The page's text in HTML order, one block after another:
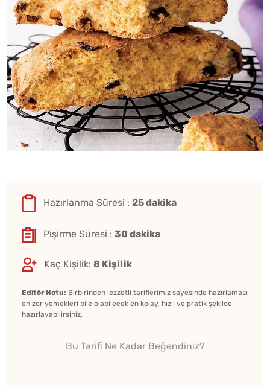
Hazırlanma Süresi : 25 dakika
Pişirme Süresi : 30 dakika
Kaç Kişilik: 8 Kişilik
Editör Notu: Birbirinden lezzetli tariflerimiz sayesinde hazırlaması
en zor yemekleri bile olabilecek en kolay, hızlı ve pratik şekilde
hazırlayabilirsiniz.
Bu Tarifi Ne Kadar Beğendiniz?